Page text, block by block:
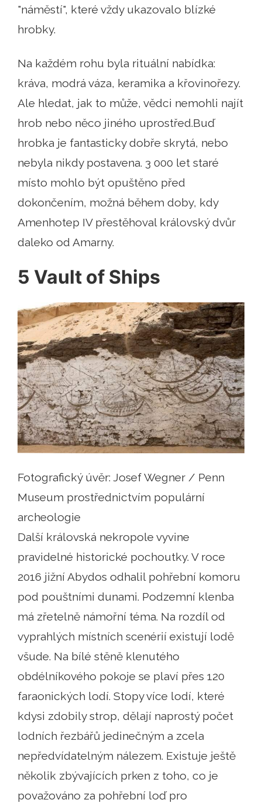
"náměstí", které vždy ukazovalo blízké
hrobky.
Na každém rohu byla rituální nabídka:
kráva, modrá váza, keramika a křovinořezy.
Ale hledat, jak to může, vědci nemohli najít
hrob nebo něco jiného uprostřed.Buď
hrobka je fantasticky dobře skrytá, nebo
nebyla nikdy postavena. 3 000 let staré
místo mohlo být opuštěno před
dokončením, možná během doby, kdy
Amenhotep IV přestěhoval královský dvůr
daleko od Amarny.
5 Vault of Ships
Fotografický úvěr: Josef Wegner / Penn
Museum prostřednictvím populární
archeologie
Další královská nekropole vyvine
pravidelné historické pochoutky. V roce
2016 jižní Abydos odhalil pohřební komoru
pod pouštními dunami. Podzemní klenba
má zřetelně námořní téma. Na rozdíl od
vyprahlých místních scenérií existují lodě
všude. Na bílé stěně klenutého
obdélníkového pokoje se plaví přes 120
faraonických lodí. Stopy více lodí, které
kdysi zdobily strop, dělají naprostý počet
lodních řezbářů jedinečným a zcela
nepředvídatelným nálezem. Existuje ještě
několik zbývajících prken z toho, co je
považováno za pohřební loď pro